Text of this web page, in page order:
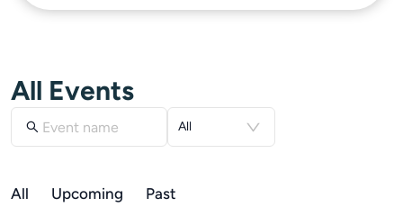
All Events
All
All Upcoming Past